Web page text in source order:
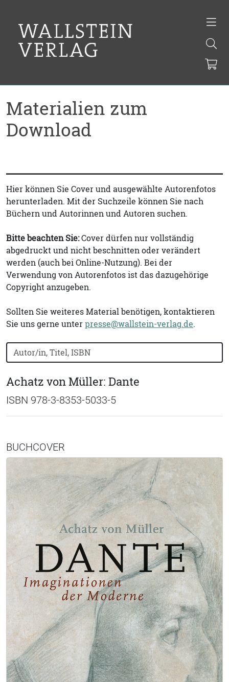
Materialien zum
Download
Hier können Sie Cover und ausgewählte Autorenfotos
herunterladen. Mit der Suchzeile können Sie nach
Büchern und Autorinnen und Autoren suchen.
Bitte beachten Sie:Cover dürfen nur vollständig
abgedruckt und nicht beschnitten oder verändert
werden (auch bei Online-Nutzung). Bei der
Verwendung von Autorenfotos ist das dazugehörige
Copyright anzugeben.
Sollten Sie weiteres Material benötigen, kontaktieren
Sie uns gerne unterpresse@wallstein-verlag.de.
Bücher nach Buchtitel, Autorennamen oder ISBN
Achatz von Müller: Dante
ISBN 978-3-8353-5033-5
BUCHCOVER